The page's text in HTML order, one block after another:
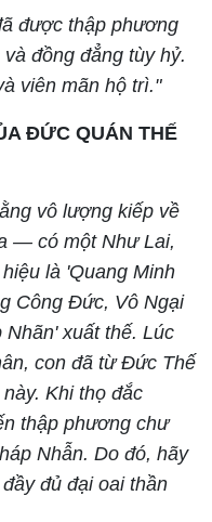
được thập phương
đồng đẳng tùy hỷ.
viên mãn hộ trì."
ĐỨC QUÁN THẾ
vô lượng kiếp về
— có một Như Lai,
là 'Quang Minh
Công Đức, Vô Ngại
xuất thế. Lúc
con đã từ Đức Thế
Khi thọ đắc
thập phương chư
Nhẫn. Do đó, hãy
đủ đại oai thần